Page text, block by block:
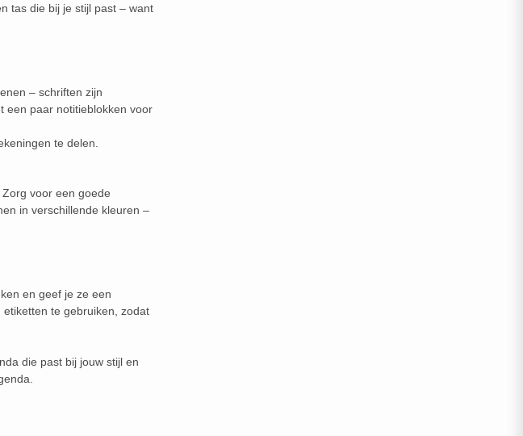
tas die bij je stijl past – want
– schriften zijn
een paar notitieblokken voor
te delen.
voor een goede
in verschillende kleuren –
en geef je ze een
te gebruiken, zodat
die past bij jouw stijl en